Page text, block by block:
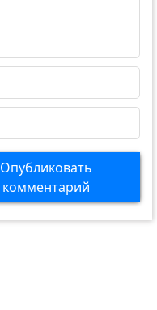
Опубликовать
комментарий